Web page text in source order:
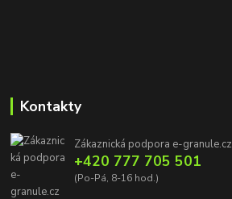
Kontakty
Zákaznická podpora e-granule.cz
+420 777 705 501
(Po-Pá, 8-16 hod.)